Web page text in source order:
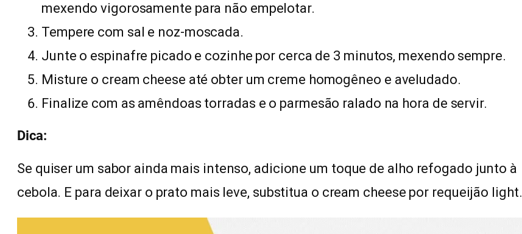
mexendo vigorosamente para não empelotar.
Tempere com sal e noz-moscada.
Junte o espinafre picado e cozinhe por cerca de 3 minutos, mexendo sempre.
Misture o cream cheese até obter um creme homogêneo e aveludado.
Finalize com as amêndoas torradas e o parmesão ralado na hora de servir.
Dica:
Se quiser um sabor ainda mais intenso, adicione um toque de alho refogado junto à
cebola. E para deixar o prato mais leve, substitua o cream cheese por requeijão light.